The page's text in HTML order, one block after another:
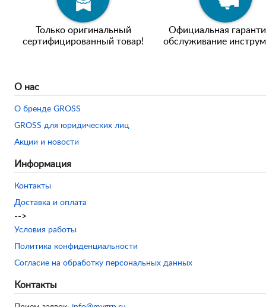
Только оригинальный
сертифицированный товар!
Официальная
обслуживание
О нас
О бренде GROSS
GROSS для юридических лиц
Акции и новости
Информация
Контакты
Доставка и оплата
-->
Условия работы
Политика конфиденциальности
Согласие на обработку персональных данных
Контакты